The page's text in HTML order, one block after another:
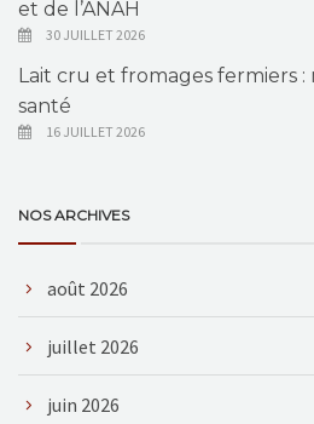
et de l’ANAH
30 JUILLET 2026
Lait cru et fromages fermiers :
santé
16 JUILLET 2026
NOS ARCHIVES
août 2026
juillet 2026
juin 2026